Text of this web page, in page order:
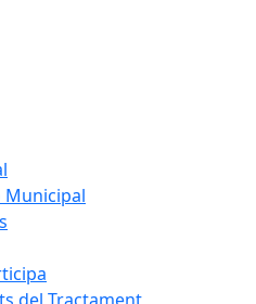
Municipal